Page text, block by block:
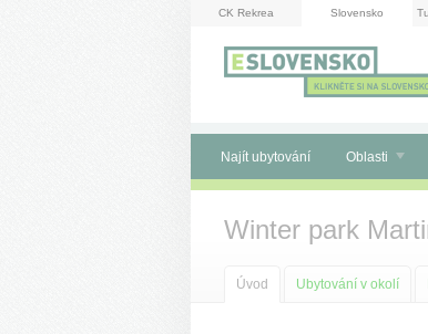
CK Rekrea Slovensko
Najít ubytování Oblasti
Winter park
Úvod Ubytování v okolí